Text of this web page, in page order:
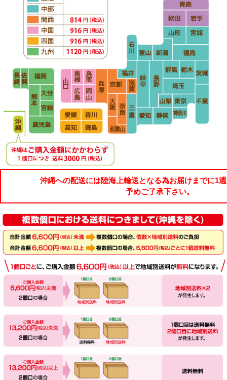
沖縄への配送には陸海上輸送となる為お届けまでに1
予めご了承下さい。